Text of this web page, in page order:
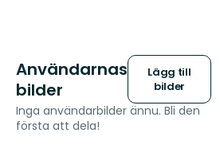
Användarnas
bilder
Lägg till
bilder
Inga användarbilder ännu. Bli den
första att dela!